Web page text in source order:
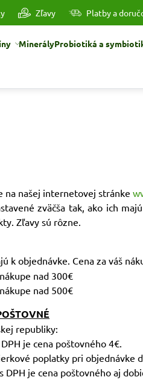
Zľavy Platby a
MinerályProbiotiká a
na našej internetovej stránke
zväčša tak, ako ich
Zľavy sú rôzne.
k objednávke. Cena za váš
nad 300€
nad 500€
republiky:
je cena poštovného 4€.
poplatky pri objednávke
DPH je cena poštovného aj